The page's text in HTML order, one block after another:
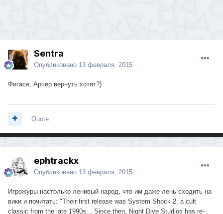
Sentra
Опубликовано 13 февраля, 2015
Фигасе, Арчер вернуть хотят?)
Quote
ephtrackx
Опубликовано 13 февраля, 2015
Игрожуры настолько ленивый народ, что им даже лень сходить на
вики и почитать: "Their first release was System Shock 2, a cult
classic from the late 1990s... Since then, Night Dive Studios has re-